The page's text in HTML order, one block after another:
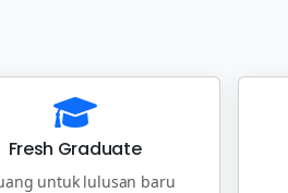
Fresh Graduate
untuk lulusan baru